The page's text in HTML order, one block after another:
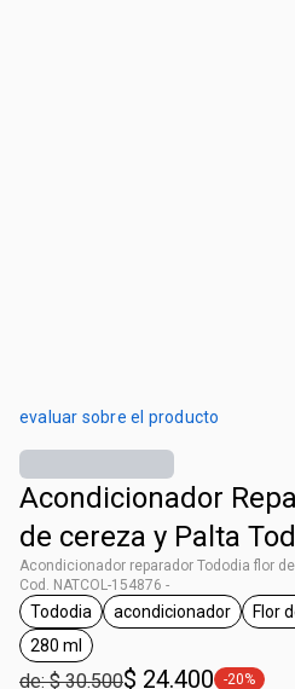
evaluar sobre el producto
Acondicionador
de cereza y Palta
Acondicionador reparador Tododia flor
Cod. NATCOL-154876 -
general.tag Tododia
Tododia
general.tag
acondicionador Flor
general.tag 280 ml
280 ml
de: $ 30.500$ 24.400 -20%